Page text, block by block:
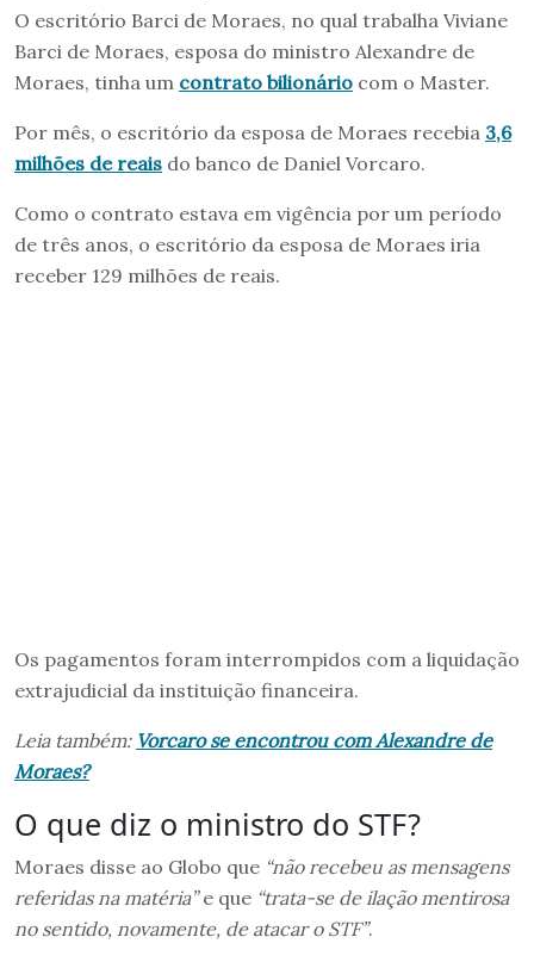
O escritório Barci de Moraes, no qual trabalha Viviane
Barci de Moraes, esposa do ministro Alexandre de
Moraes, tinha um contrato bilionário com o Master.
Por mês, o escritório da esposa de Moraes recebia 3,6
milhões de reais do banco de Daniel Vorcaro.
Como o contrato estava em vigência por um período
de três anos, o escritório da esposa de Moraes iria
receber 129 milhões de reais.
Os pagamentos foram interrompidos com a liquidação
extrajudicial da instituição financeira.
Leia também: Vorcaro se encontrou com Alexandre de
Moraes?
O que diz o ministro do STF?
Moraes disse ao Globo que “não recebeu as mensagens
referidas na matéria”e que “trata-se de ilação mentirosa
no sentido, novamente, de atacar o STF”.